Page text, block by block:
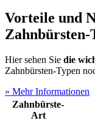
Vorteile und
Zahnbürsten-
Hier sehen Sie die
Zahnbürsten-Typen
» Mehr Informationen
Zahnbürste-
Art